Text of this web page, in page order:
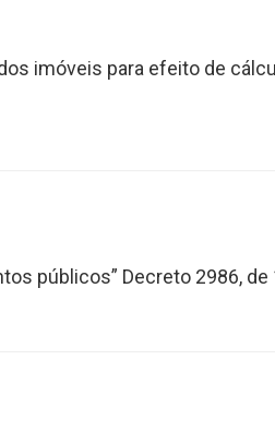
imóveis para efeito de
públicos” Decreto 2986, de